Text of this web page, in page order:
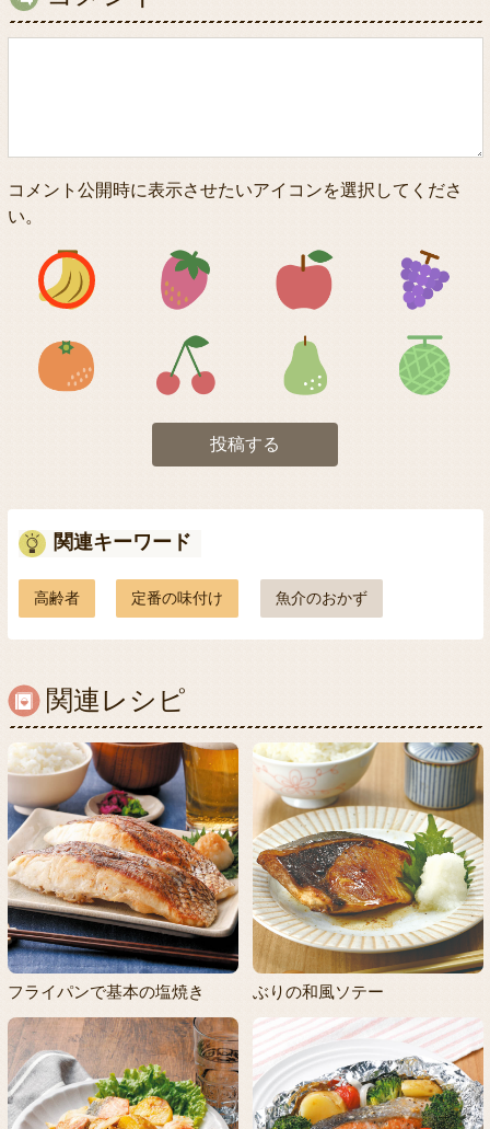
コメント公開時に表示させたいアイコンを選択してくださ
い。
アイコン1 アイコン2 アイコン3
アイコン5 アイコン6 アイコン7
投稿する
関連キーワード
高齢者 定番の味付け 魚介のおかず
関連レシピ
フライパンで基本の塩焼き ぶりの和風ソテー